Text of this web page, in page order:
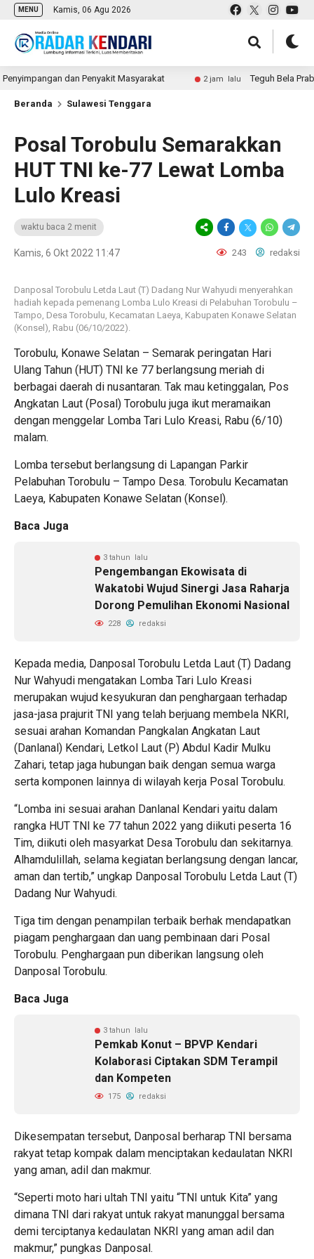
MENU Kamis, 06 Agu 2026
dan Penyakit Masyarakat 2 jam lalu Teguh Bela Prabowo
Beranda Sulawesi Tenggara
Posal Torobulu Semarakkan
HUT TNI ke-77 Lewat Lomba
Lulo Kreasi
waktu baca 2 menit
Kamis, 6 Okt 2022 11:47 243 redaksi
Danposal Torobulu Letda Laut (T) Dadang Nur Wahyudi menyerahkan
hadiah kepada pemenang Lomba Lulo Kreasi di Pelabuhan Torobulu –
Tampo, Desa Torobulu, Kecamatan Laeya, Kabupaten Konawe Selatan
(Konsel), Rabu (06/10/2022).
Torobulu, Konawe Selatan – Semarak peringatan Hari
Ulang Tahun (HUT) TNI ke 77 berlangsung meriah di
berbagai daerah di nusantaran. Tak mau ketinggalan, Pos
Angkatan Laut (Posal) Torobulu juga ikut meramaikan
dengan menggelar Lomba Tari Lulo Kreasi, Rabu (6/10)
malam.
Lomba tersebut berlangsung di Lapangan Parkir
Pelabuhan Torobulu – Tampo Desa. Torobulu Kecamatan
Laeya, Kabupaten Konawe Selatan (Konsel).
Baca Juga
3 tahun lalu
Pengembangan Ekowisata di
Wakatobi Wujud Sinergi Jasa Raharja
Dorong Pemulihan Ekonomi Nasional
228 redaksi
Kepada media, Danposal Torobulu Letda Laut (T) Dadang
Nur Wahyudi mengatakan Lomba Tari Lulo Kreasi
merupakan wujud kesyukuran dan penghargaan terhadap
jasa-jasa prajurit TNI yang telah berjuang membela NKRI,
sesuai arahan Komandan Pangkalan Angkatan Laut
(Danlanal) Kendari, Letkol Laut (P) Abdul Kadir Mulku
Zahari, tetap jaga hubungan baik dengan semua warga
serta komponen lainnya di wilayah kerja Posal Torobulu.
“Lomba ini sesuai arahan Danlanal Kendari yaitu dalam
rangka HUT TNI ke 77 tahun 2022 yang diikuti peserta 16
Tim, diikuti oleh masyarkat Desa Torobulu dan sekitarnya.
Alhamdulillah, selama kegiatan berlangsung dengan lancar,
aman dan tertib,” ungkap Danposal Torobulu Letda Laut (T)
Dadang Nur Wahyudi.
Tiga tim dengan penampilan terbaik berhak mendapatkan
piagam penghargaan dan uang pembinaan dari Posal
Torobulu. Penghargaan pun diberikan langsung oleh
Danposal Torobulu.
Baca Juga
3 tahun lalu
Pemkab Konut – BPVP Kendari
Kolaborasi Ciptakan SDM Terampil
dan Kompeten
175 redaksi
Dikesempatan tersebut, Danposal berharap TNI bersama
rakyat tetap kompak dalam menciptakan kedaulatan NKRI
yang aman, adil dan makmur.
“Seperti moto hari ultah TNI yaitu “TNI untuk Kita” yang
dimana TNI dari rakyat untuk rakyat manunggal bersama
demi terciptanya kedaulatan NKRI yang aman adil dan
makmur,” pungkas Danposal.